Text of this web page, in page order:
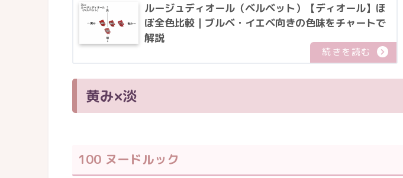
ルージュディオール（ベルベット）【ディオール】ほ
ぼ全色比較｜ブルベ・イエベ向きの色味をチャートで
解説
黄み×淡
100 ヌードルック